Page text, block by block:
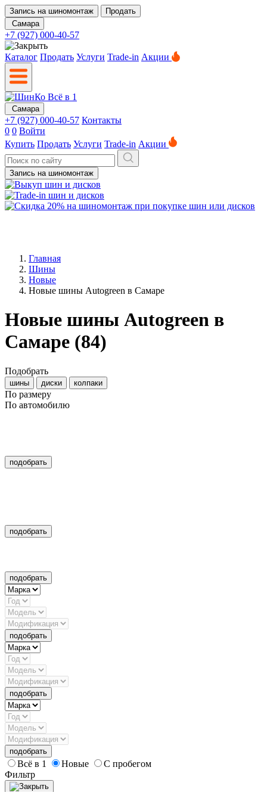
Запись на шиномонтаж
Продать
Самара
+7 (927) 000-40-57
Каталог Продать Услуги Trade-in Акции
Самара
+7 (927) 000-40-57 Контакты
0 0 Войти
Купить Продать Услуги Trade-in Акции
Запись на шиномонтаж
Главная
Шины
Новые
Новые шины Autogreen в Самаре
Новые шины Autogreen в
Самаре (84)
Подобрать
шины диски колпаки
По размеру
По автомобилю
подобрать
подобрать
подобрать
подобрать
подобрать
подобрать
Всё в 1 Новые
С пробегом
Фильтр